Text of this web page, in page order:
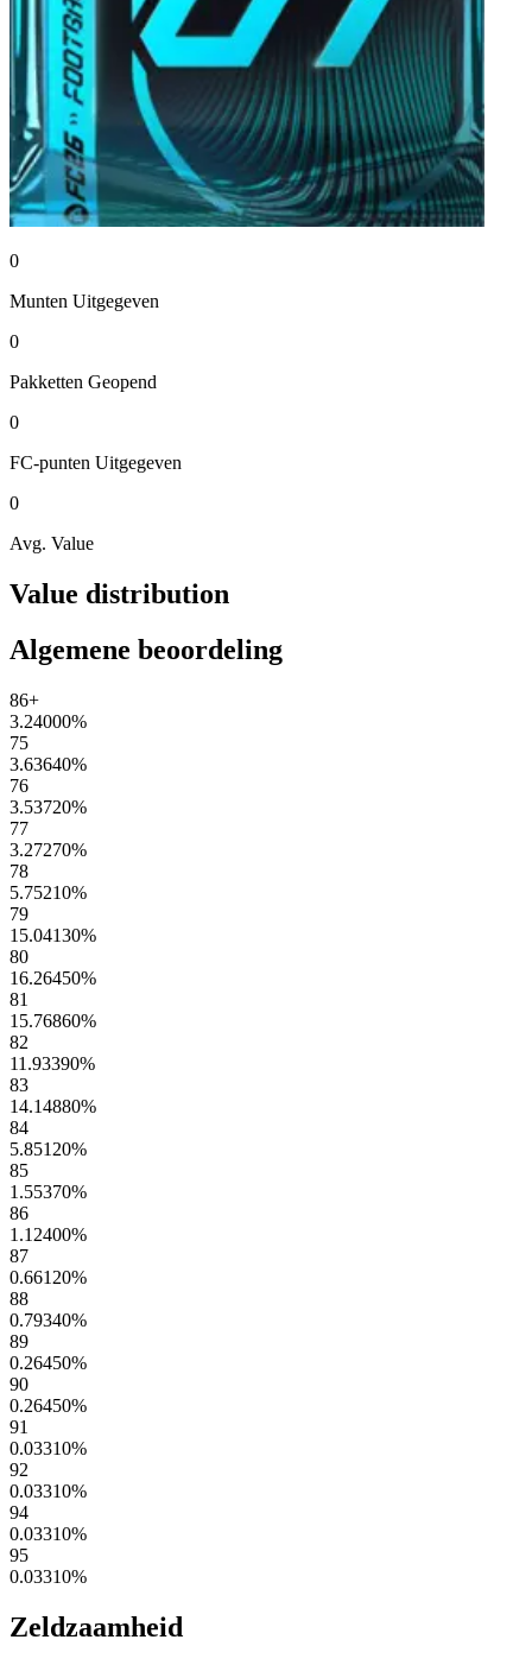
0
Munten Uitgegeven
0
Pakketten Geopend
0
FC-punten Uitgegeven
0
Avg. Value
Value distribution
Algemene beoordeling
86+
3.24000%
75
3.63640%
76
3.53720%
77
3.27270%
78
5.75210%
79
15.04130%
80
16.26450%
81
15.76860%
82
11.93390%
83
14.14880%
84
5.85120%
85
1.55370%
86
1.12400%
87
0.66120%
88
0.79340%
89
0.26450%
90
0.26450%
91
0.03310%
92
0.03310%
94
0.03310%
95
0.03310%
Zeldzaamheid